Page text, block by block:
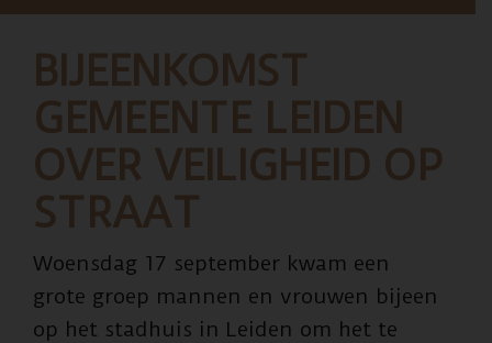
BIJEENKOMST
GEMEENTE LEIDEN
OVER VEILIGHEID OP
STRAAT
Woensdag 17 september kwam een
grote groep mannen en vrouwen bijeen
op het stadhuis in Leiden om het te